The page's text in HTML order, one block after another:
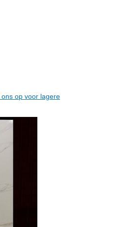
op voor lagere